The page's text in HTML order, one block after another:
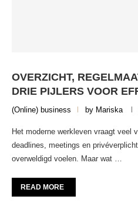
OVERZICHT,
DRIE PIJLERS VOOR
(Online) business by Mariska
Het moderne werkleven vraagt veel
deadlines, meetings en
overweldigd voelen. Maar wat …
READ MORE